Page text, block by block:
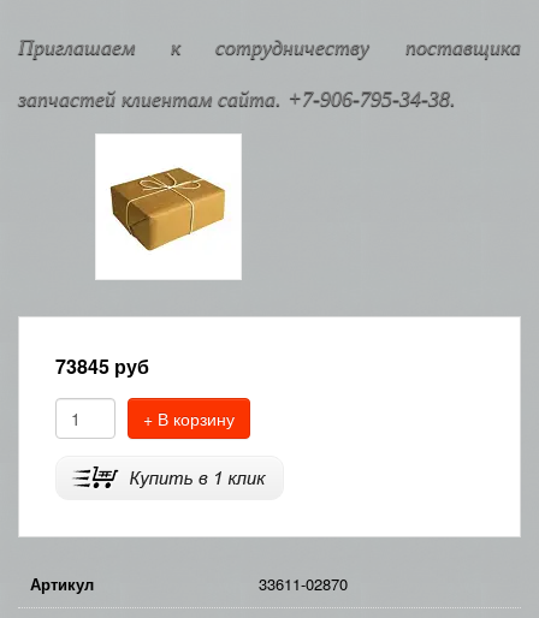
Приглашаем к сотрудничеству поставщика
запчастей клиентам сайта. +7-906-795-34-38.
73845 руб
+ В корзину
Артикул 33611-02870